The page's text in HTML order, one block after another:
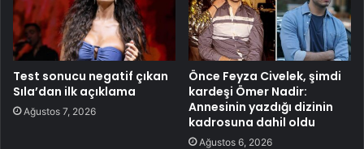
Test sonucu negatif çıkan
Sıla’dan ilk açıklama
Ağustos 7, 2026
Önce Feyza Civelek, şimdi
kardeşi Ömer Nadir:
Annesinin yazdığı dizinin
kadrosuna dahil oldu
Ağustos 6, 2026